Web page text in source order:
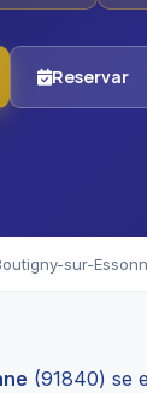
Reservar
sur-
(91840) se